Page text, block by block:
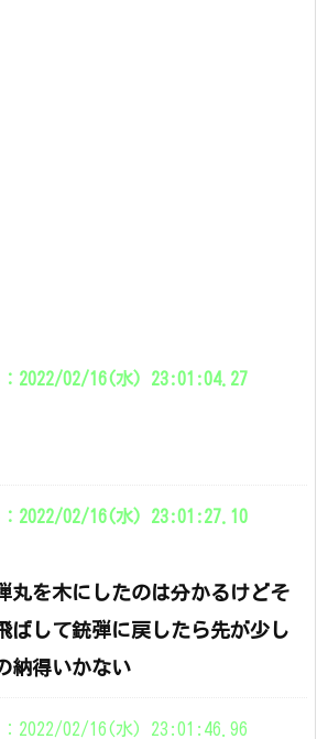
2022/02/16(水) 23:01:04.27
2022/02/16(水) 23:01:27.10
丸を木にしたのは分かるけどそ
ばして銃弾に戻したら先が少し
納得いかない
2022/02/16(水) 23:01:46.96